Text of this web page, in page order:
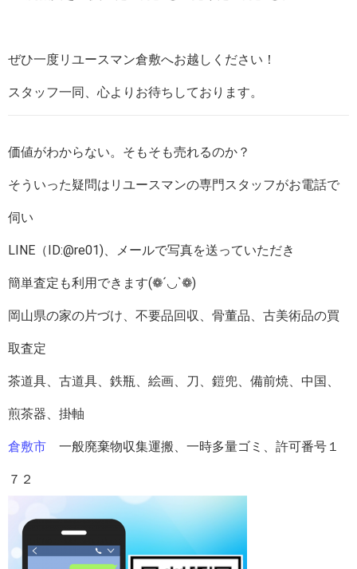
ぜひ一度リユースマン倉敷へお越しください！
スタッフ一同、心よりお待ちしております。
価値がわからない。そもそも売れるのか？
そういった疑問はリユースマンの専門スタッフがお電話で
伺い
LINE（ID:@re01)、メールで写真を送っていただき
簡単査定も利用できます(❁´◡`❁)
岡山県の家の片づけ、不要品回収、骨董品、古美術品の買
取査定
茶道具、古道具、鉄瓶、絵画、刀、鎧兜、備前焼、中国、
煎茶器、掛軸
倉敷市 一般廃棄物収集運搬、一時多量ゴミ、許可番号１
７２